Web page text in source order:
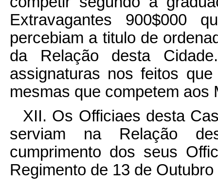
Extravagantes
percebiam a titulo de
da Relação desta
assignaturas nos feitos
mesmas que competem aos
XII. Os Officiaes desta
serviam na Relação
cumprimento dos seus
Regimento de 13 de